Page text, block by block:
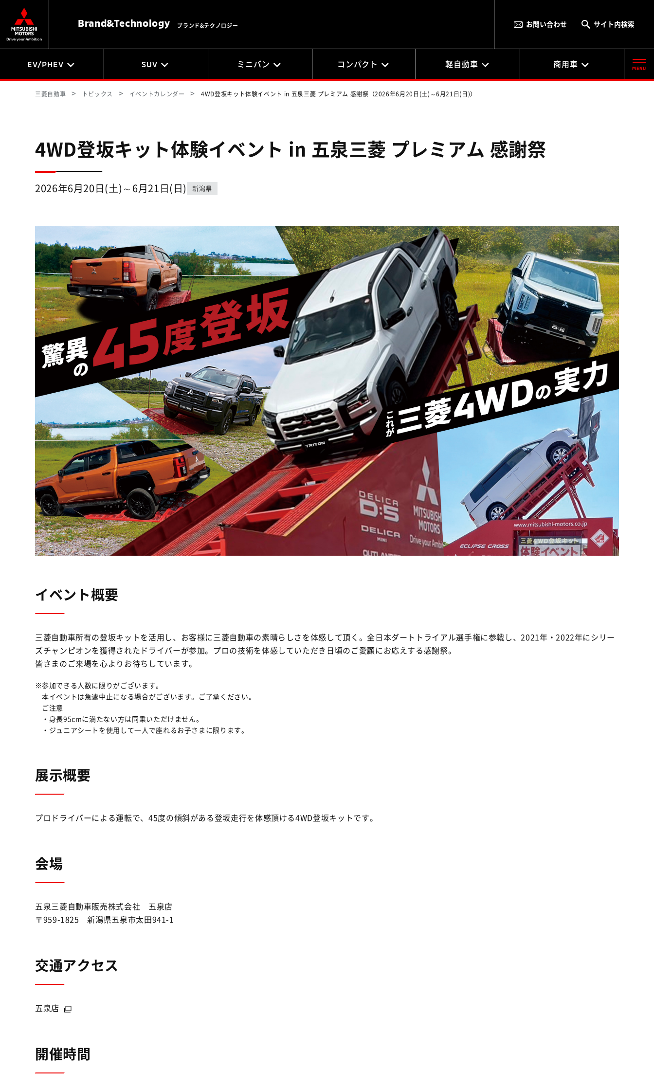
Brand&Technology ブランド&テクノロジー お問い合わせ サイト内検索
EV/PHEV SUV ミニバン コンパクト 軽自動車 商用車 MENU
三菱自動車 トピックス イベントカレンダー 4WD登坂キット体験イベント in 五泉三菱 プレミアム 感謝祭（2026年6月20日(土)～6月21日(日)）
4WD登坂キット体験イベント in 五泉三菱 プレミアム 感謝祭
2026年6月20日(土)～6月21日(日) 新潟県
イベント概要
三菱自動車所有の登坂キットを活用し、お客様に三菱自動車の素晴らしさを体感して頂く。全日本ダートトライアル選手権に参戦し、2021年・2022年にシリー
ズチャンピオンを獲得されたドライバーが参加。プロの技術を体感していただき日頃のご愛顧にお応えする感謝祭。
皆さまのご来場を心よりお待ちしています。
参加できる人数に限りがございます。
本イベントは急遽中止になる場合がございます。ご了承ください。
ご注意
・身長95cmに満たない方は同乗いただけません。
・ジュニアシートを使用して一人で座れるお子さまに限ります。
展示概要
プロドライバーによる運転で、45度の傾斜がある登坂走行を体感頂ける4WD登坂キットです。
会場
五泉三菱自動車販売株式会社 五泉店
〒959-1825 新潟県五泉市太田941-1
交通アクセス
五泉店
開催時間